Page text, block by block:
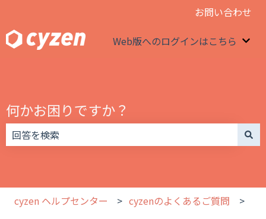
お問い合わせ
Web版へのログインはこちら
何かお困りですか？
cyzen ヘルプセンター
cyzenのよくあるご質問